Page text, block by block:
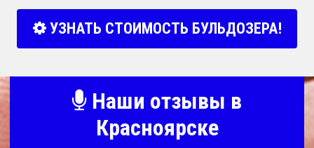
УЗНАТЬ СТОИМОСТЬ БУЛЬДОЗЕРА!
Наши отзывы в
Красноярске